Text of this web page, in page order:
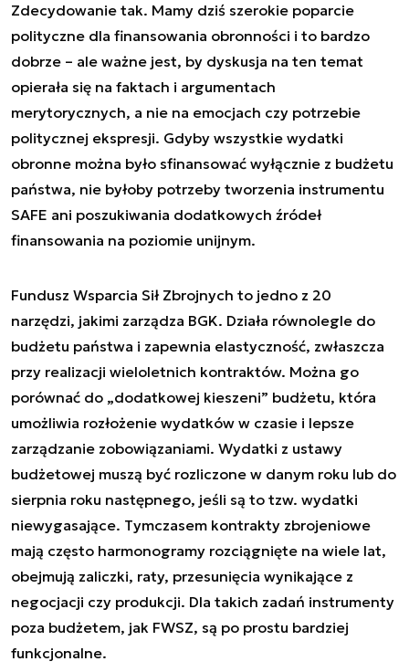
Zdecydowanie tak. Mamy dziś szerokie poparcie
polityczne dla finansowania obronności i to bardzo
dobrze – ale ważne jest, by dyskusja na ten temat
opierała się na faktach i argumentach
merytorycznych, a nie na emocjach czy potrzebie
politycznej ekspresji. Gdyby wszystkie wydatki
obronne można było sfinansować wyłącznie z budżetu
państwa, nie byłoby potrzeby tworzenia instrumentu
SAFE ani poszukiwania dodatkowych źródeł
finansowania na poziomie unijnym.
Fundusz Wsparcia Sił Zbrojnych to jedno z 20
narzędzi, jakimi zarządza BGK. Działa równolegle do
budżetu państwa i zapewnia elastyczność, zwłaszcza
przy realizacji wieloletnich kontraktów. Można go
porównać do „dodatkowej kieszeni” budżetu, która
umożliwia rozłożenie wydatków w czasie i lepsze
zarządzanie zobowiązaniami. Wydatki z ustawy
budżetowej muszą być rozliczone w danym roku lub do
sierpnia roku następnego, jeśli są to tzw. wydatki
niewygasające. Tymczasem kontrakty zbrojeniowe
mają często harmonogramy rozciągnięte na wiele lat,
obejmują zaliczki, raty, przesunięcia wynikające z
negocjacji czy produkcji. Dla takich zadań instrumenty
poza budżetem, jak FWSZ, są po prostu bardziej
funkcjonalne.